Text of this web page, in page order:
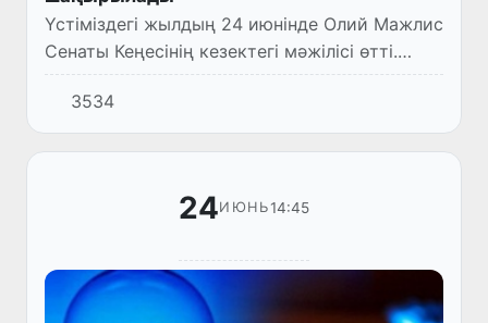
Үстіміздегі жылдың 24 июнінде Олий Мажлис
Сенаты Кеңесінің кезектегі мәжілісі өтті.
Мәжілісті Сенат Төрайымы Танзила Нарбаева
жүргізді.
3534
24ИЮНЬ14:45